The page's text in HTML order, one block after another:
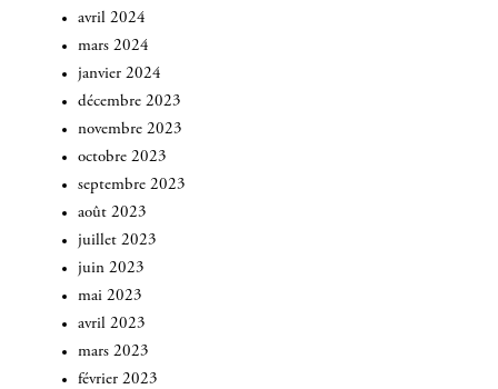
avril 2024
mars 2024
janvier 2024
décembre 2023
novembre 2023
octobre 2023
septembre 2023
août 2023
juillet 2023
juin 2023
mai 2023
avril 2023
mars 2023
février 2023